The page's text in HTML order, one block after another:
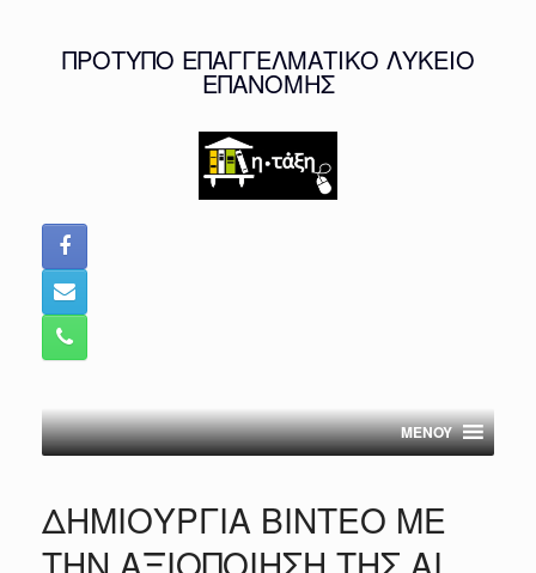
ΠΡΟΤΥΠΟ ΕΠΑΓΓΕΛΜΑΤΙΚΟ ΛΥΚΕΙΟ
ΕΠΑΝΟΜΗΣ
MENOY
ΔΗΜΙΟΥΡΓΙΑ ΒΙΝΤΕΟ ΜΕ